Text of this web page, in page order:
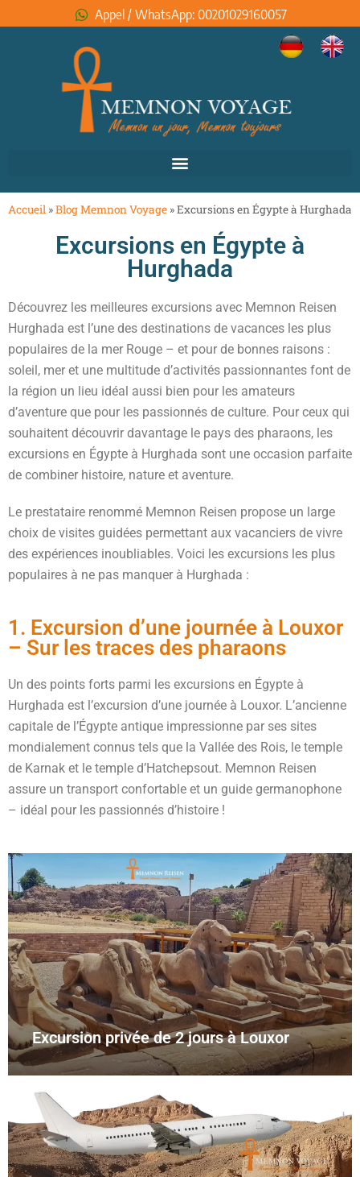
Appel / WhatsApp: 00201029160057
Accueil »Blog Memnon Voyage »Excursions en Égypte à Hurghada
Excursions en Égypte à
Hurghada
Découvrez les meilleures excursions avec Memnon Reisen
Hurghada est l’une des destinations de vacances les plus
populaires de la mer Rouge – et pour de bonnes raisons :
soleil, mer et une multitude d’activités passionnantes font de
la région un lieu idéal aussi bien pour les amateurs
d’aventure que pour les passionnés de culture. Pour ceux qui
souhaitent découvrir davantage le pays des pharaons, les
excursions en Égypte à Hurghada sont une occasion parfaite
de combiner histoire, nature et aventure.
Le prestataire renommé Memnon Reisen propose un large
choix de visites guidées permettant aux vacanciers de vivre
des expériences inoubliables. Voici les excursions les plus
populaires à ne pas manquer à Hurghada :
1. Excursion d’une journée à Louxor
– Sur les traces des pharaons
Un des points forts parmi les excursions en Égypte à
Hurghada est l’excursion d’une journée à Louxor. L’ancienne
capitale de l’Égypte antique impressionne par ses sites
mondialement connus tels que la Vallée des Rois, le temple
de Karnak et le temple d’Hatchepsout. Memnon Reisen
assure un transport confortable et un guide germanophone
– idéal pour les passionnés d’histoire !
Excursion privée de 2 jours à Louxor